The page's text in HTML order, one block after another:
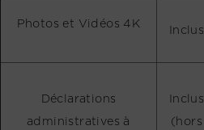
Photos et Vidéos 4K Inclus
Déclarations
administratives à
Inclus
(hors